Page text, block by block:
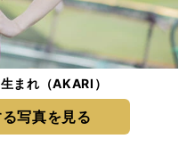
まれ（AKARI）
写真を見る